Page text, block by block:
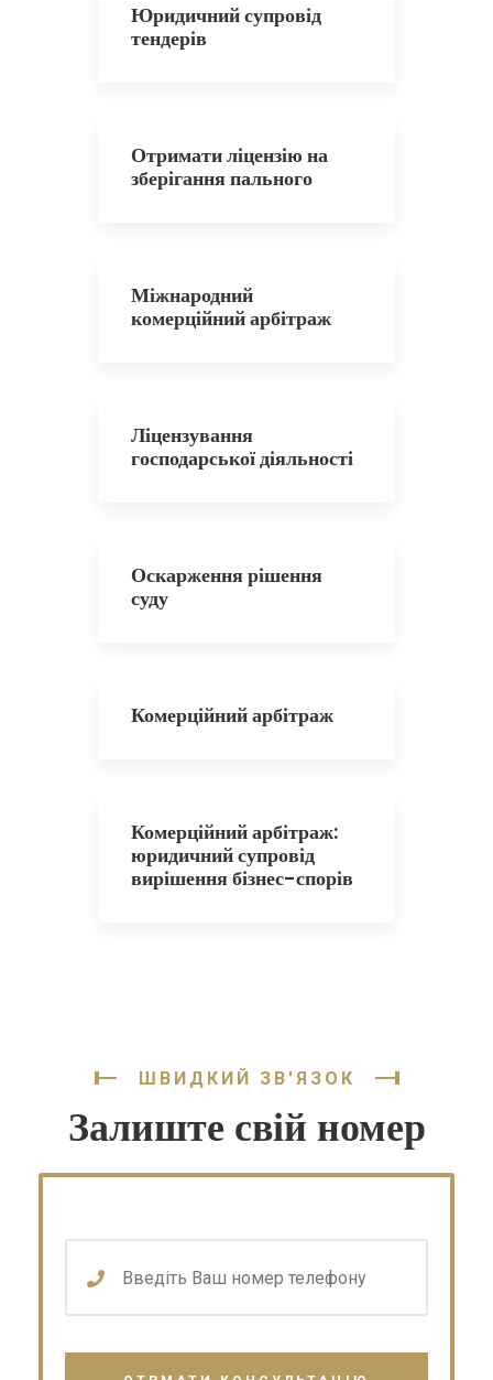
Юридичний супровід
тендерів
Отримати ліцензію на
зберігання пального
Міжнародний
комерційний арбітраж
Ліцензування
господарської діяльності
Оскарження рішення
суду
Комерційний арбітраж
Комерційний арбітраж:
юридичний супровід
вирішення бізнес-спорів
ШВИДКИЙ ЗВ'ЯЗОК
Залиште свій номер